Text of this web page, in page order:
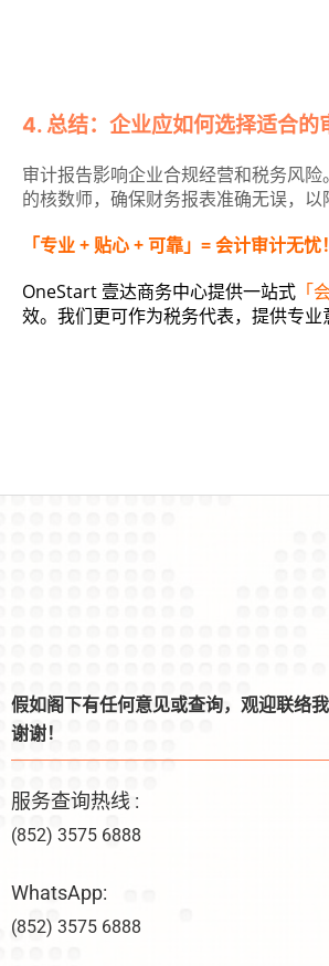
4. 总结：企业应如何选择适合的
审计报告影响企业合规经营和税务风
的核数师，确保财务报表准确无误，以
「专业 + 贴心 + 可靠」= 会计审计无忧！
OneStart 壹达商务中心提供一站式 「
效。我们更可作为税务代表，提供专
假如阁下有任何意见或查询，观迎联络
谢谢！
服务查询热线 :
(852) 3575 6888
WhatsApp:
(852) 3575 6888